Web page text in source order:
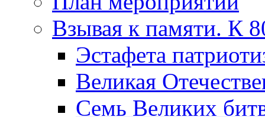
Взывая к памяти. К
Эcтафета
Великая
Семь Великих